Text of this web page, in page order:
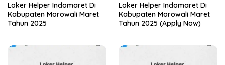
Loker Helper Indomaret Di
Kabupaten Morowali Maret
Tahun 2025
Loker Helper Indomaret Di
Kabupaten Morowali Maret
Tahun 2025 (Apply Now)